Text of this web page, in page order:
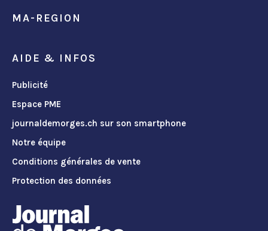
MA-REGION
AIDE & INFOS
Publicité
Espace PME
journaldemorges.ch sur son smartphone
Notre équipe
Conditions générales de vente
Protection des données